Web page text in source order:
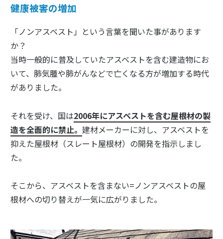
健康被害の増加
「ノンアスベスト」という言葉を聞いた事があります
か？
当時一般的に普及していたアスベストを含む建造物にお
いて、肺気腫や肺がんなどで亡くなる方が増加する時代
がありました。
それを受け、国は2006年にアスベストを含む屋根材の製
造を全面的に禁止。 建材メーカーに対し、アスベストを
抑えた屋根材（スレート屋根材）の開発を指示しまし
た。
そこから、アスベストを含まない=ノンアスベストの屋
根材への切り替えが一気に広がりました。